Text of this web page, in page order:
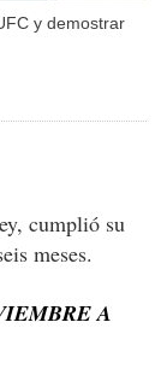
y demostrar
cumplió su
meses.
A